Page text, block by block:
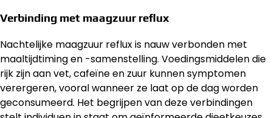
Verbinding met maagzuur reflux
Nachtelijke maagzuur reflux is nauw verbonden met
maaltijdtiming en -samenstelling. Voedingsmiddelen die
rijk zijn aan vet, cafeïne en zuur kunnen symptomen
verergeren, vooral wanneer ze laat op de dag worden
geconsumeerd. Het begrijpen van deze verbindingen